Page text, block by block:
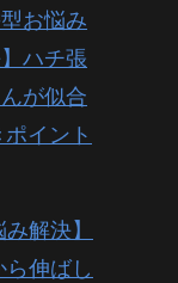
型お悩み
ハチ張
が似合
イント
み解決】
ら伸ばし